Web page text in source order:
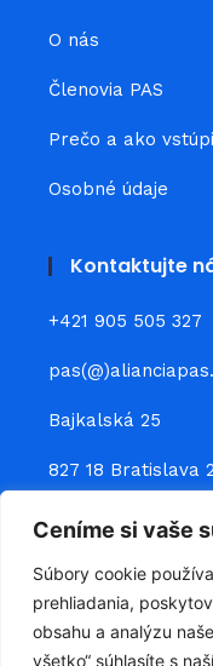
Ceníme si vaše
Súbory cookie
prehliadania,
obsahu a analýzu
všetko“ súhlasíte s
O nás
Členovia PAS
Prečo a ako
Osobné údaje
Kontaktujte
+421 905 505 327
Bajkalská 25
827 18 Bratislava
Prepojte sa s